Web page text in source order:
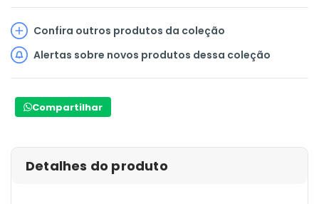
Confira outros produtos da coleção
Alertas sobre novos produtos dessa coleção
Compartilhar
Detalhes do produto